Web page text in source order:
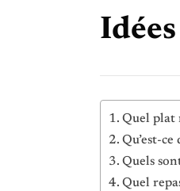
Quel plat
Qu’est-
Quels
Quel